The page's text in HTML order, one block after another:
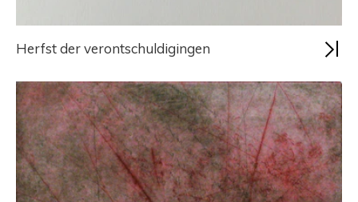
Herfst der verontschuldigingen